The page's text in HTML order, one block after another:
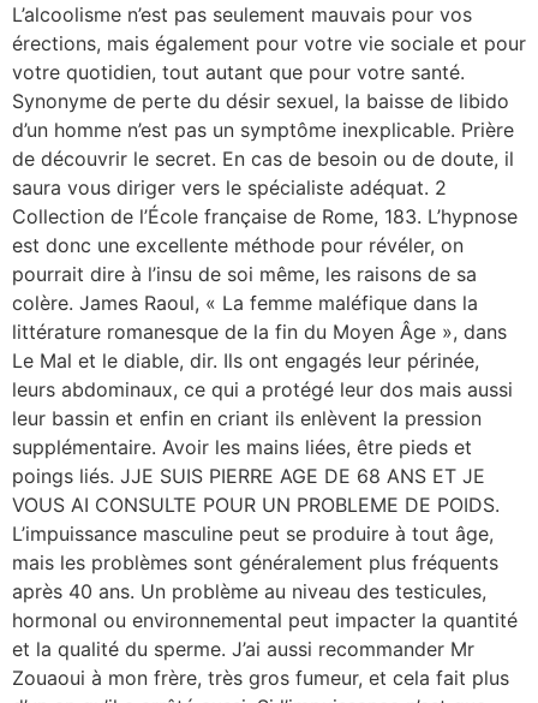
L’alcoolisme n’est pas seulement mauvais pour vos
érections, mais également pour votre vie sociale et pour
votre quotidien, tout autant que pour votre santé.
Synonyme de perte du désir sexuel, la baisse de libido
d’un homme n’est pas un symptôme inexplicable. Prière
de découvrir le secret. En cas de besoin ou de doute, il
saura vous diriger vers le spécialiste adéquat. 2
Collection de l’École française de Rome, 183. L’hypnose
est donc une excellente méthode pour révéler, on
pourrait dire à l’insu de soi même, les raisons de sa
colère. James Raoul, « La femme maléfique dans la
littérature romanesque de la fin du Moyen Âge », dans
Le Mal et le diable, dir. Ils ont engagés leur périnée,
leurs abdominaux, ce qui a protégé leur dos mais aussi
leur bassin et enfin en criant ils enlèvent la pression
supplémentaire. Avoir les mains liées, être pieds et
poings liés. JJE SUIS PIERRE AGE DE 68 ANS ET JE
VOUS AI CONSULTE POUR UN PROBLEME DE POIDS.
L’impuissance masculine peut se produire à tout âge,
mais les problèmes sont généralement plus fréquents
après 40 ans. Un problème au niveau des testicules,
hormonal ou environnemental peut impacter la quantité
et la qualité du sperme. J’ai aussi recommander Mr
Zouaoui à mon frère, très gros fumeur, et cela fait plus